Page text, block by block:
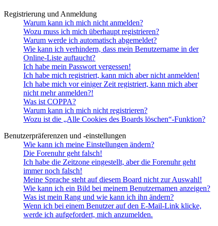
Registrierung und Anmeldung
Warum kann ich mich nicht anmelden?
Wozu muss ich mich überhaupt registrieren?
Warum werde ich automatisch abgemeldet?
Wie kann ich verhindern, dass mein Benutzername in der
Online-Liste auftaucht?
Ich habe mein Passwort vergessen!
Ich habe mich registriert, kann mich aber nicht anmelden!
Ich habe mich vor einiger Zeit registriert, kann mich aber
nicht mehr anmelden?!
Was ist COPPA?
Warum kann ich mich nicht registrieren?
Wozu ist die „Alle Cookies des Boards löschen“-Funktion?
Benutzerpräferenzen und -einstellungen
Wie kann ich meine Einstellungen ändern?
Die Forenuhr geht falsch!
Ich habe die Zeitzone eingestellt, aber die Forenuhr geht
immer noch falsch!
Meine Sprache steht auf diesem Board nicht zur Auswahl!
Wie kann ich ein Bild bei meinem Benutzernamen anzeigen?
Was ist mein Rang und wie kann ich ihn ändern?
Wenn ich bei einem Benutzer auf den E-Mail-Link klicke,
werde ich aufgefordert, mich anzumelden.